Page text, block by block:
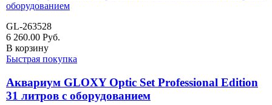
GL-263528
6 260.00 Руб.
В корзину
Быстрая покупка
Аквариум GLOXY Optic Set Professional Edition
31 литров с оборудованием